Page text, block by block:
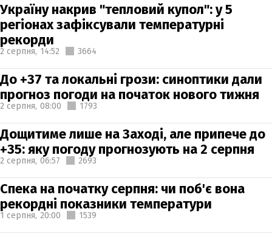
Україну накрив "тепловий купол": у 5
регіонах зафіксували температурні
рекорди
2 серпня, 14:52 3664
До +37 та локальні грози: синоптики дали
прогноз погоди на початок нового тижня
2 серпня, 08:00 1793
Дощитиме лише на Заході, але припече до
+35: яку погоду прогнозують на 2 серпня
2 серпня, 06:57 2693
Спека на початку серпня: чи поб'є вона
рекордні показники температури
1 серпня, 20:00 1539